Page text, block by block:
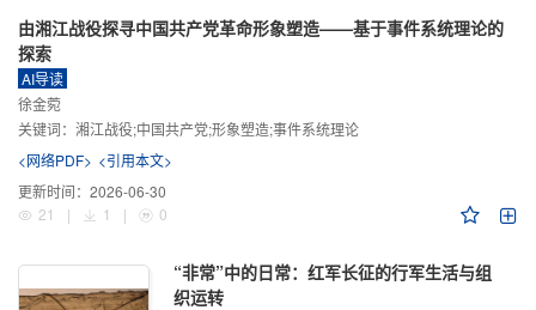
由湘江战役探寻中国共产党革命形象塑造——基于事件系统理论的
探索
AI导读
徐金菀
关键词： 湘江战役;中国共产党;形象塑造;事件系统理论
<网络PDF> <引用本文>
更新时间： 2026-06-30
21
| 1 | 0
“非常”中的日常：红军长征的行军生活与组
织运转